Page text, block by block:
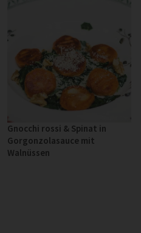
Gnocchi rossi & Spinat in
Gorgonzolasauce mit
Walnüssen